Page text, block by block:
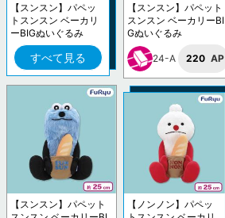
【スンスン】パペッ
トスンスン ベーカリ
ーBIGぬいぐるみ
すべて見る
【スンスン】パペット
スンスン ベーカリーBI
Gぬいぐるみ
24-A 220 AP
【スンスン】パペット
【ノンノン】パペッ